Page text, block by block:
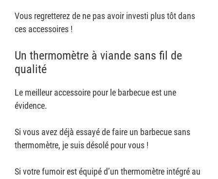
Vous regretterez de ne pas avoir investi plus tôt dans
ces accessoires !
Un thermomètre à viande sans fil de
qualité
Le meilleur accessoire pour le barbecue est une
évidence.
Si vous avez déjà essayé de faire un barbecue sans
thermomètre, je suis désolé pour vous !
Si votre fumoir est équipé d’un thermomètre intégré au